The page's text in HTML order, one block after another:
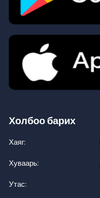
Холбоо барих
Хаяг:
Хуваарь:
Утас: